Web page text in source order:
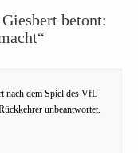
betont:
nach dem Spiel des VfL
unbeantwortet.